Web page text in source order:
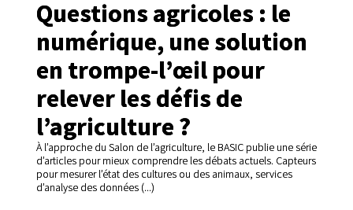
Questions agricoles : le
numérique, une solution
en trompe-l’œil pour
relever les défis de
l’agriculture ?
À l’approche du Salon de l’agriculture, le BASIC publie une série
d’articles pour mieux comprendre les débats actuels. Capteurs
pour mesurer l’état des cultures ou des animaux, services
d’analyse des données (...)